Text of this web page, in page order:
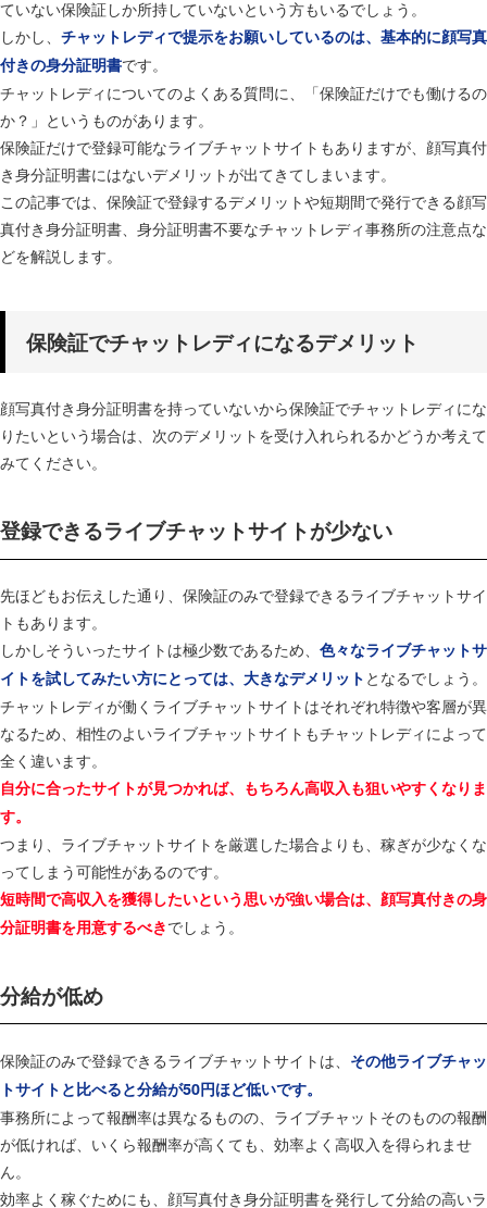
ていない保険証しか所持していないという方もいるでしょう。
しかし、 チャットレディで提示をお願いしているのは、基本的に顔写真
付きの身分証明書です。
チャットレディについてのよくある質問に、「保険証だけでも働けるの
か？」というものがあります。
保険証だけで登録可能なライブチャットサイトもありますが、顔写真付
き身分証明書にはないデメリットが出てきてしまいます。
この記事では、保険証で登録するデメリットや短期間で発行できる顔写
真付き身分証明書、身分証明書不要なチャットレディ事務所の注意点な
どを解説します。
保険証でチャットレディになるデメリット
顔写真付き身分証明書を持っていないから保険証でチャットレディにな
りたいという場合は、次のデメリットを受け入れられるかどうか考えて
みてください。
登録できるライブチャットサイトが少ない
先ほどもお伝えした通り、保険証のみで登録できるライブチャットサイ
トもあります。
しかしそういったサイトは極少数であるため、 色々なライブチャットサ
イトを試してみたい方にとっては、大きなデメリット となるでしょう。
チャットレディが働くライブチャットサイトはそれぞれ特徴や客層が異
なるため、相性のよいライブチャットサイトもチャットレディによって
全く違います。
自分に合ったサイトが見つかれば、もちろん高収入も狙いやすくなりま
す。
つまり、ライブチャットサイトを厳選した場合よりも、稼ぎが少なくな
ってしまう可能性があるのです。
短時間で高収入を獲得したいという思いが強い場合は、顔写真付きの身
分証明書を用意するべきでしょう。
分給が低め
保険証のみで登録できるライブチャットサイトは、 その他ライブチャッ
トサイトと比べると分給が50円ほど低いです。
事務所によって報酬率は異なるものの、ライブチャットそのものの報酬
が低ければ、いくら報酬率が高くても、効率よく高収入を得られませ
ん。
効率よく稼ぐためにも、顔写真付き身分証明書を発行して分給の高いラ